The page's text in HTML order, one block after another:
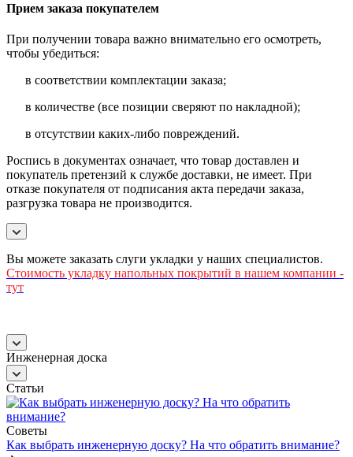
Прием заказа покупателем
При получении товара важно внимательно его осмотреть,
чтобы убедиться:
в соответствии комплектации заказа;
в количестве (все позиции сверяют по накладной);
в отсутствии каких-либо повреждений.
Роспись в документах означает, что товар доставлен и
покупатель претензий к службе доставки, не имеет. При
отказе покупателя от подписания акта передачи заказа,
разгрузка товара не производится.
Вы можете заказать слуги укладки у наших специалистов.
Стоимость укладку напольных покрытий в нашем компании -
тут
Инженерная доска
Статьи
Советы
Как выбрать инженерную доску? На что обратить внимание?